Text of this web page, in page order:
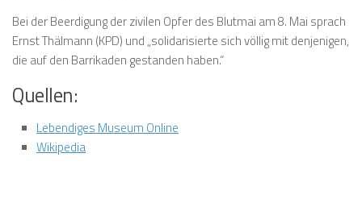
Bei der Beerdigung der zivilen Opfer des Blutmai am 8. Mai sprach
Ernst Thälmann (KPD) und „solidarisierte sich völlig mit denjenigen,
die auf den Barrikaden gestanden haben.“
Quellen:
Lebendiges Museum Online
Wikipedia